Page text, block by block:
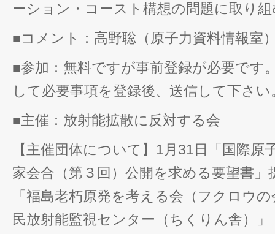
ーション・コースト構想の問題に取り
■コメント：高野聡（原子力資料情報室
■参加：無料ですが事前登録が必要です
して必要事項を登録後、送信して下さい
■主催：放射能拡散に反対する会
【主催団体について】1月31日「国際原
家会合（第３回）公開を求める要望書
「福島老朽原発を考える会（フクロウ
民放射能監視センター（ちくりん舎）